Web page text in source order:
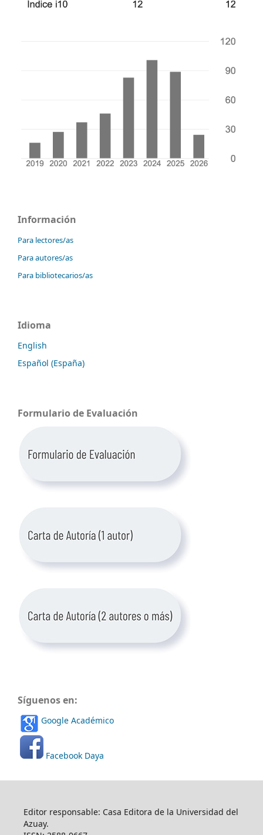
Información
Para lectores/as
Para autores/as
Para bibliotecarios/as
Idioma
English
Español (España)
Formulario de Evaluación
Síguenos en:
Google Académico
Facebook Daya
Editor responsable: Casa Editora de la Universidad del
Azuay.